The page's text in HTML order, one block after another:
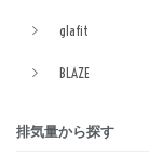
glafit
BLAZE
排気量から探す